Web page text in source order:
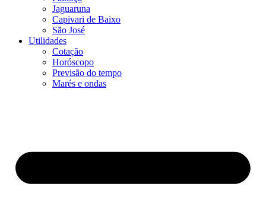
Jaguaruna
Capivari de Baixo
São José
Utilidades
Cotação
Horóscopo
Previsão do tempo
Marés e ondas